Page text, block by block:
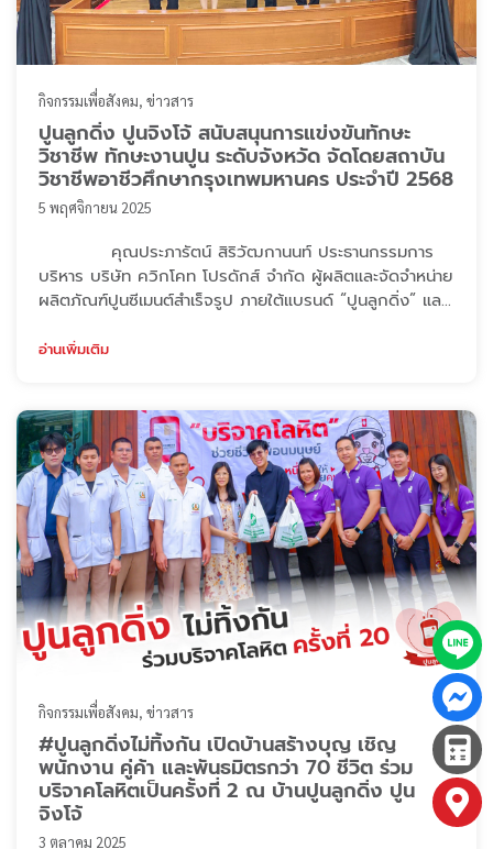
กิจกรรมเพื่อสังคม ข่าวสาร
ปูนลูกดิ่ง ปูนจิงโจ้ สนับสนุนการแข่งขันทักษะ
วิชาชีพ ทักษะงานปูน ระดับจังหวัด จัดโดยสถาบัน
วิชาชีพอาชีวศึกษากรุงเทพมหานคร ประจำปี 2568
5 พฤศจิกายน 2025
คุณประภารัตน์ สิริวัฒกานนท์ ประธานกรรมการ
บริหาร บริษัท ควิกโคท โปรดักส์ จำกัด ผู้ผลิตและจัดจำหน่าย
ผลิตภัณฑ์ปูนซีเมนต์สำเร็จรูป ภายใต้แบรนด์ “ปูนลูกดิ่ง” และ
(เจ้าภาพวิชาการ) และวิทยาลัยเทคนิคมีนบุรี (เจ้าภาพสถานที่)
อ่านเพิ่มเติม
กิจกรรมเพื่อสังคม ข่าวสาร
#ปูนลูกดิ่งไม่ทิ้งกัน เปิดบ้านสร้างบุญ เชิญ
พนักงาน คู่ค้า และพันธมิตรกว่า 70 ชีวิต ร่วม
บริจาคโลหิตเป็นครั้งที่ 2 ณ บ้านปูนลูกดิ่ง ปูน
จิงโจ้
3 ตุลาคม 2025